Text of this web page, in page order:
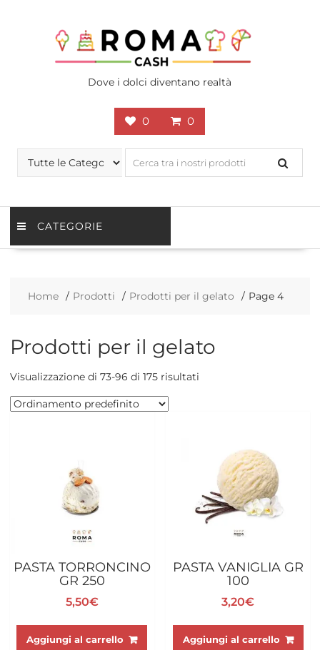
Dove i dolci diventano realtà
0 0
CATEGORIE
Home Prodotti Prodotti per il gelato Page 4
Prodotti per il gelato
Visualizzazione di 73-96 di 175 risultati
PASTA TORRONCINO
GR 250
5,50€
Aggiungi al carrello
PASTA VANIGLIA GR
100
3,20€
Aggiungi al carrello